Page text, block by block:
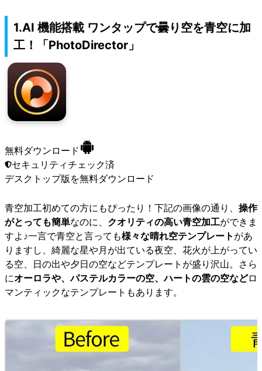
1.AI 機能搭載 ワンタップで曇り空を青空に加
工！「PhotoDirector」
無料ダウンロード
セキュリティチェック済
デスクトップ版 を無料ダウンロード
青空加工初めての方にもぴったり！下記の画像の通り、 操作
がとっても簡単なのに、 クオリティの高い青空加工ができま
すよ♪一言で青空と言っても様々な晴れ空テンプレート があ
りますし、綺麗な星や月が出ている夜空、花火が上がってい
る空、日の出や夕日の空などテンプレートが盛り沢山。さら
にオーロラや、パステルカラーの空、ハートの雲の空などロ
マンティックなテンプレートもあります。